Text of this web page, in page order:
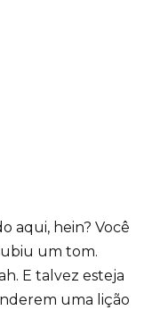
aqui, hein? Você
um tom.
E talvez esteja
uma lição